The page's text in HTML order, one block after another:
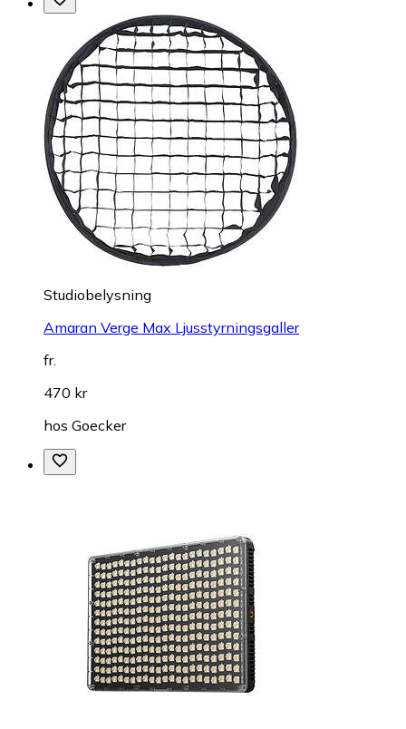
Studiobelysning
Amaran Verge Max Ljusstyrningsgaller
fr.
470 kr
hos Goecker